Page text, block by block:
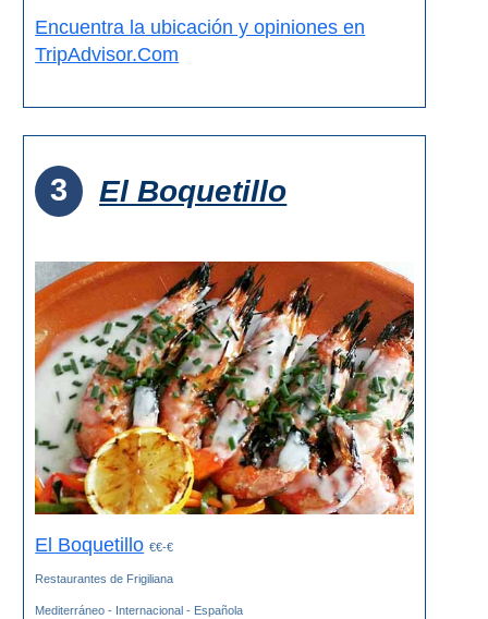
Hoteles Boutique
Hoteles con Piscina
SU
VIAJE
Restaurantes
Alquiler de
Coches
Turismo
Mapas
Encuentra la ubicación y opiniones en
TripAdvisor.Com
3 El Boquetillo
El Boquetillo €€-€
Restaurantes de Frigiliana
Mediterráneo - Internacional - Española